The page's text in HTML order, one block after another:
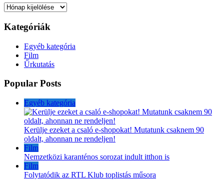
Archívum
Kategóriák
Egyéb kategória
Film
Űrkutatás
Popular Posts
Egyéb kategória
Kerülje ezeket a csaló e-shopokat! Mutatunk csaknem 90
oldalt, ahonnan ne rendeljen!
Film
Nemzetközi karanténos sorozat indult itthon is
Film
Folytatódik az RTL Klub toplistás műsora